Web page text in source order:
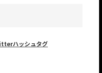
ハッシュタグ